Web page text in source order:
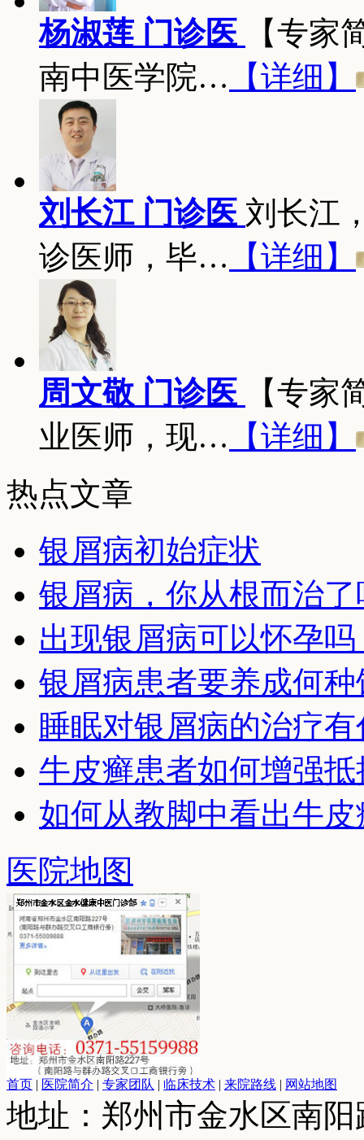
杨淑莲 门诊医
【专家
南中医学院… 【详细】
刘长江 门诊医 刘长江
诊医师，毕… 【详细】
周文敬 门诊医
【专家
业医师，现… 【详细】
热点文章
银屑病初始症状
银屑病，你从根而治了
出现银屑病可以怀孕吗
银屑病患者要养成何
睡眠对银屑病的治疗
牛皮癣患者如何增强抵
如何从教脚中看出牛皮
医院地图
首页 | 医院简介 | 专家团队 | 临床技术 | 来院路线 | 网站地图
地址：郑州市金水区南